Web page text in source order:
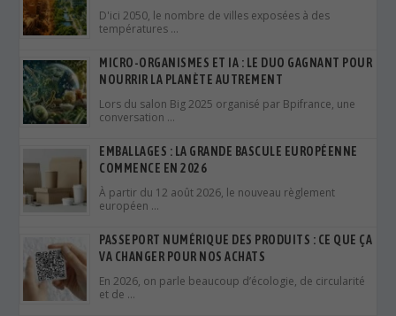
D'ici 2050, le nombre de villes exposées à des
températures …
MICRO-ORGANISMES ET IA : LE DUO GAGNANT POUR
NOURRIR LA PLANÈTE AUTREMENT
Lors du salon Big 2025 organisé par Bpifrance, une
conversation …
EMBALLAGES : LA GRANDE BASCULE EUROPÉENNE
COMMENCE EN 2026
À partir du 12 août 2026, le nouveau règlement
européen …
PASSEPORT NUMÉRIQUE DES PRODUITS : CE QUE ÇA
VA CHANGER POUR NOS ACHATS
En 2026, on parle beaucoup d’écologie, de circularité
et de …